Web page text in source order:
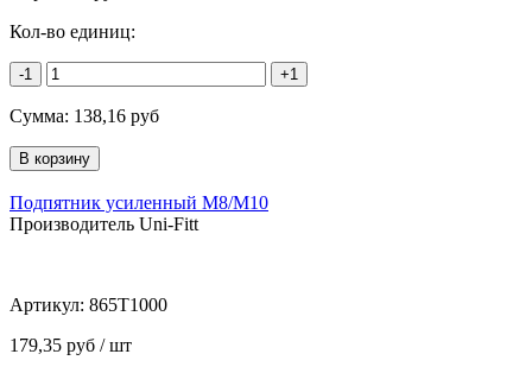
Кол-во единиц:
-1 +1
Сумма: 138,16 руб
Подпятник усиленный М8/М10
Производитель Uni-Fitt
Артикул: 865T1000
179,35 руб / шт